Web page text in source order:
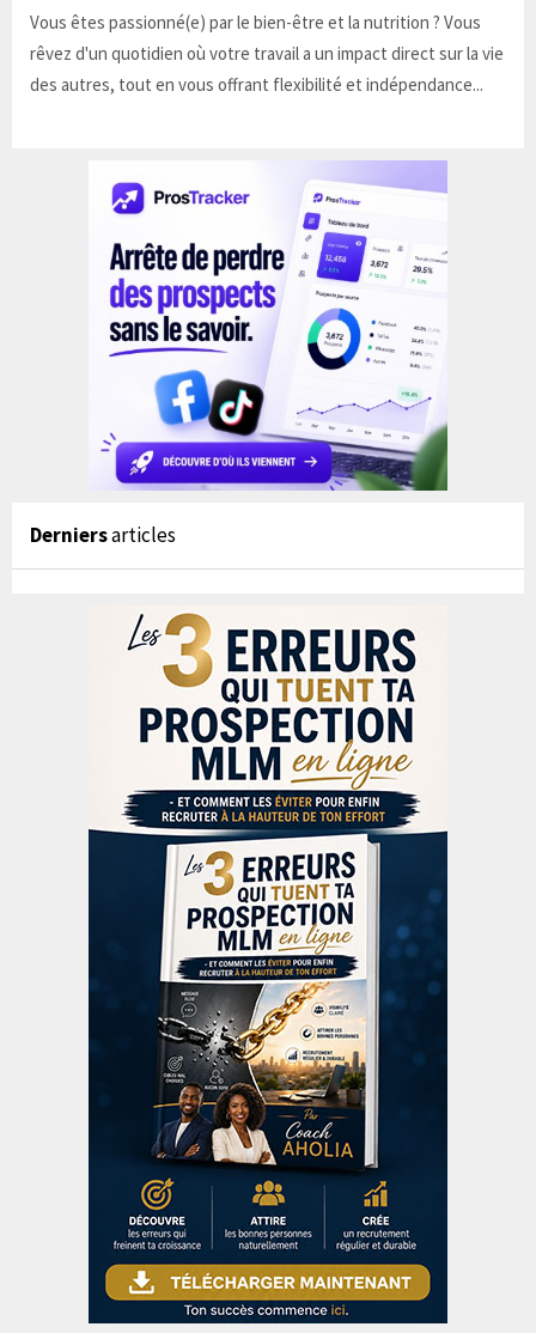
Vous êtes passionné(e) par le bien-être et la nutrition ? Vous
rêvez d'un quotidien où votre travail a un impact direct sur la vie
des autres, tout en vous offrant flexibilité et indépendance...
Derniersarticles